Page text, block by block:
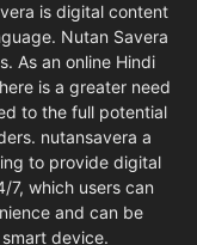
is digital content
Nutan Savera
As an online Hindi
is a greater need
to the full potential
nutansavera a
to provide digital
7, which users can
and can be
device.